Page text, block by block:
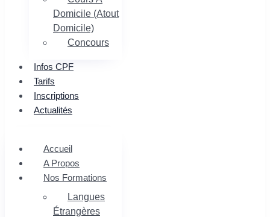
Domicile (Atout
Domicile)
Concours
Infos CPF
Tarifs
Inscriptions
Actualités
Accueil
A Propos
Nos Formations
Langues
Étrangères